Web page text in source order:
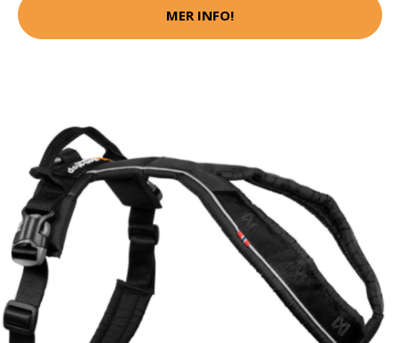
MER INFO!